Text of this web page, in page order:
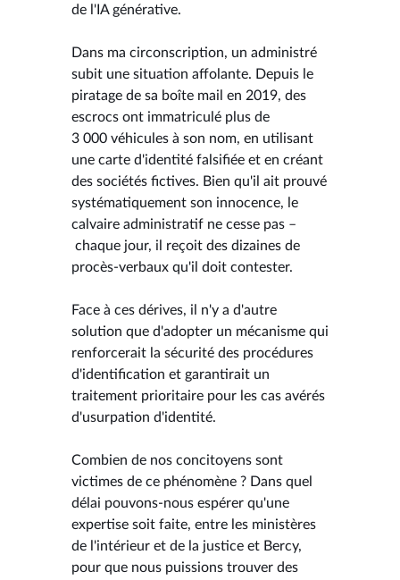
de l'IA générative.
Dans ma circonscription, un administré
subit une situation affolante. Depuis le
piratage de sa boîte mail en 2019, des
escrocs ont immatriculé plus de
3 000 véhicules à son nom, en utilisant
une carte d'identité falsifiée et en créant
des sociétés fictives. Bien qu'il ait prouvé
systématiquement son innocence, le
calvaire administratif ne cesse pas –
chaque jour, il reçoit des dizaines de
procès-verbaux qu'il doit contester.
Face à ces dérives, il n'y a d'autre
solution que d'adopter un mécanisme qui
renforcerait la sécurité des procédures
d'identification et garantirait un
traitement prioritaire pour les cas avérés
d'usurpation d'identité.
Combien de nos concitoyens sont
victimes de ce phénomène ? Dans quel
délai pouvons-nous espérer qu'une
expertise soit faite, entre les ministères
de l'intérieur et de la justice et Bercy,
pour que nous puissions trouver des